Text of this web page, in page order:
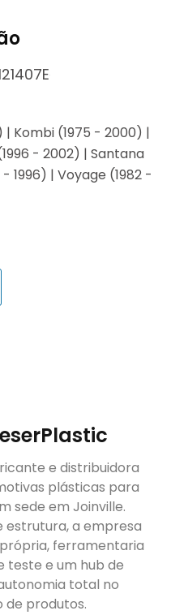
| Kombi (1975 - 2000) |
- 2002) | Santana
1996) | Voyage (1982 -
e distribuidora
plásticas para
sede em Joinville.
estrutura, a empresa
ferramentaria
teste e um hub de
total no
de produtos.